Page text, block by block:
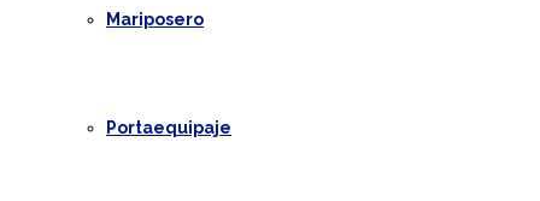
Mariposero
Portaequipaje